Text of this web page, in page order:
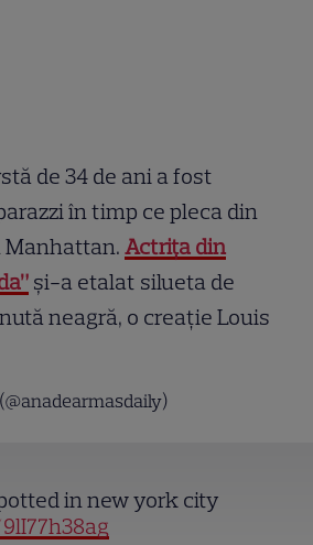
de 34 de ani a fost
în timp ce pleca din
Manhattan.Actrița din
și-a etalat silueta de
neagră, o creație Louis
in new york city